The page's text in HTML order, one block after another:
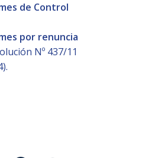
de Control
por renuncia
Nº 437/11